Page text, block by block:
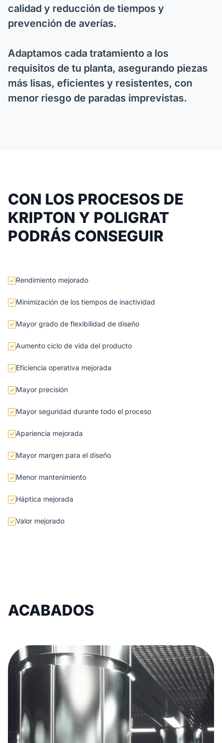
calidad y reducción de tiempos y
prevención de averías.
Adaptamos cada tratamiento a los
requisitos de tu planta, asegurando piezas
más lisas, eficientes y resistentes, con
menor riesgo de paradas imprevistas.
CON LOS PROCESOS DE
KRIPTON Y POLIGRAT
PODRÁS CONSEGUIR
Rendimiento mejorado
Minimización de los tiempos de inactividad
Mayor grado de flexibilidad de diseño
Aumento ciclo de vida del producto
Eficiencia operativa mejorada
Mayor precisión
Mayor seguridad durante todo el proceso
Apariencia mejorada
Mayor margen para el diseño
Menor mantenimiento
Háptica mejorada
Valor mejorado
ACABADOS